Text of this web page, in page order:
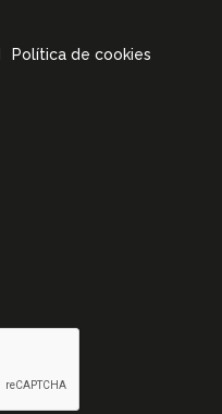
Política de cookies